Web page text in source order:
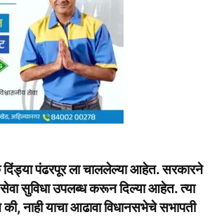
पंढरपूर ला चाललेल्या आहेत. सरकारने
सेवा सुविधा उपलब्ध करून दिल्या आहेत. त्या
की, नाही याचा आढावा विधानसभेचे सभापती